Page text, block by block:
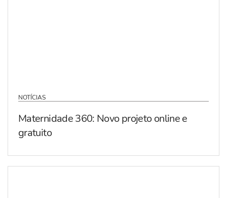
NOTÍCIAS
Maternidade 360: Novo projeto online e
gratuito